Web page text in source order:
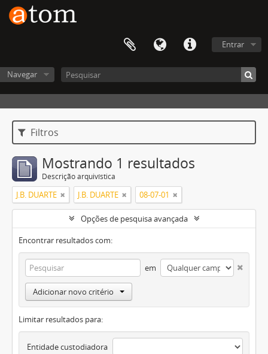
Entrar
Navegar
Filtros
Mostrando 1 resultados
Descrição arquivística
J.B. DUARTE J.B. DUARTE 08-07-01
Opções de pesquisa avançada
Encontrar resultados com:
em
Adicionar novo critério
Limitar resultados para:
Entidade custodiadora